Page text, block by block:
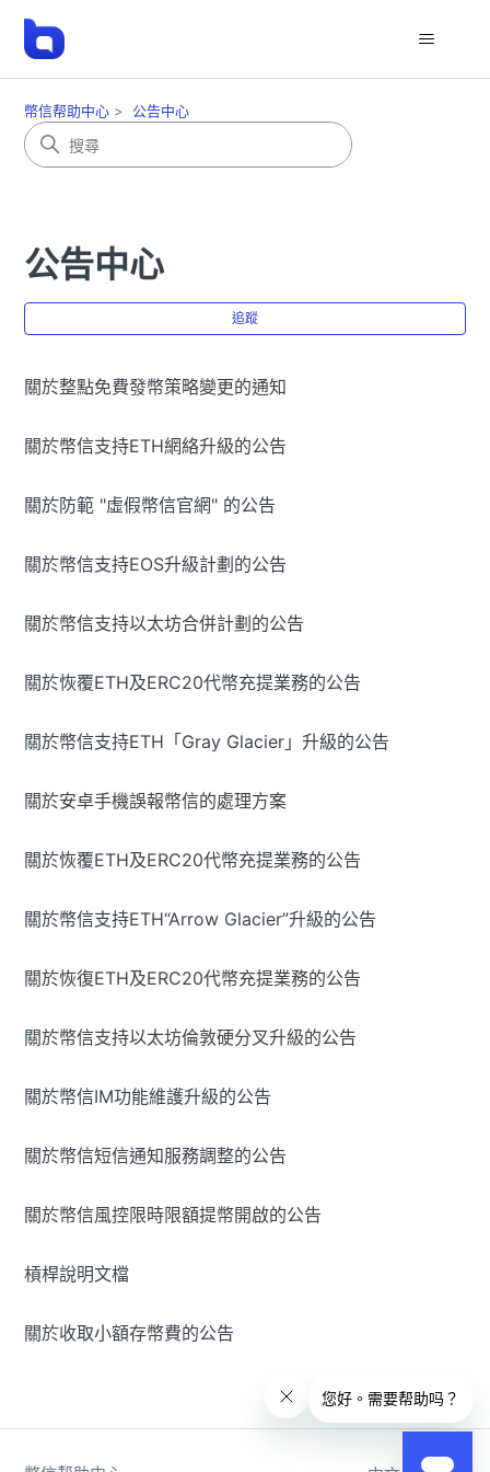
幣信帮助中心 公告中心
公告中心
追蹤 尚
關於整點免費發幣策略變更的通知
關於幣信支持ETH網絡升級的公告
關於防範 "虛假幣信官網" 的公告
關於幣信支持EOS升級計劃的公告
關於幣信支持以太坊合併計劃的公告
關於恢覆ETH及ERC20代幣充提業務的公告
關於幣信支持ETH「Gray Glacier」升級的公告
關於安卓手機誤報幣信的處理方案
關於恢覆ETH及ERC20代幣充提業務的公告
關於幣信支持ETH“Arrow Glacier”升級的公告
關於恢復ETH及ERC20代幣充提業務的公告
關於幣信支持以太坊倫敦硬分叉升級的公告
關於幣信IM功能維護升級的公告
關於幣信短信通知服務調整的公告
關於幣信風控限時限額提幣開啟的公告
槓桿說明文檔
關於收取小額存幣費的公告